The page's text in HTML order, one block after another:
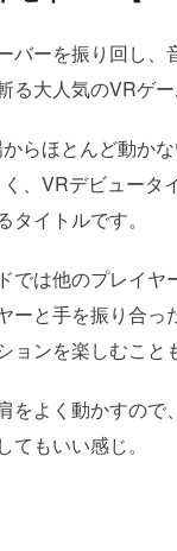
バーを振り回し、
る大人気のVRゲー
らほとんど動か
、VRデビュータ
タイトルです。
では他のプレイヤ
ーと手を振り合っ
ョンを楽しむこと
をよく動かすので
てもいい感じ。